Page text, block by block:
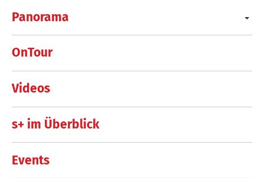
Panorama
OnTour
Videos
s+ im Überblick
Events